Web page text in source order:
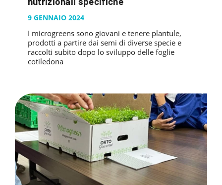
9 GENNAIO 2024
I microgreens sono giovani e tenere plantule,
prodotti a partire dai semi di diverse specie e
raccolti subito dopo lo sviluppo delle foglie
cotiledona